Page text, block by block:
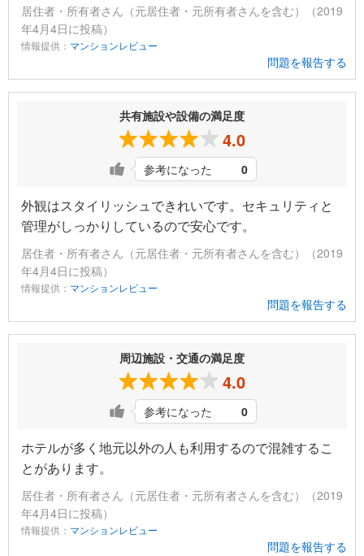
居住者・所有者さん（元居住者・元所有者さんを含む）（2019
年4月4日に投稿）
情報提供： マンションレビュー
問題を報告する
共有施設や設備の満足度
4.0
参考になった 0
外観はスタイリッシュできれいです。セキュリティと
管理がしっかりしているので安心です。
居住者・所有者さん（元居住者・元所有者さんを含む）（2019
年4月4日に投稿）
情報提供： マンションレビュー
問題を報告する
周辺施設・交通の満足度
4.0
参考になった 0
ホテルが多く地元以外の人も利用するので混雑するこ
とがあります。
居住者・所有者さん（元居住者・元所有者さんを含む）（2019
年4月4日に投稿）
情報提供： マンションレビュー
問題を報告する